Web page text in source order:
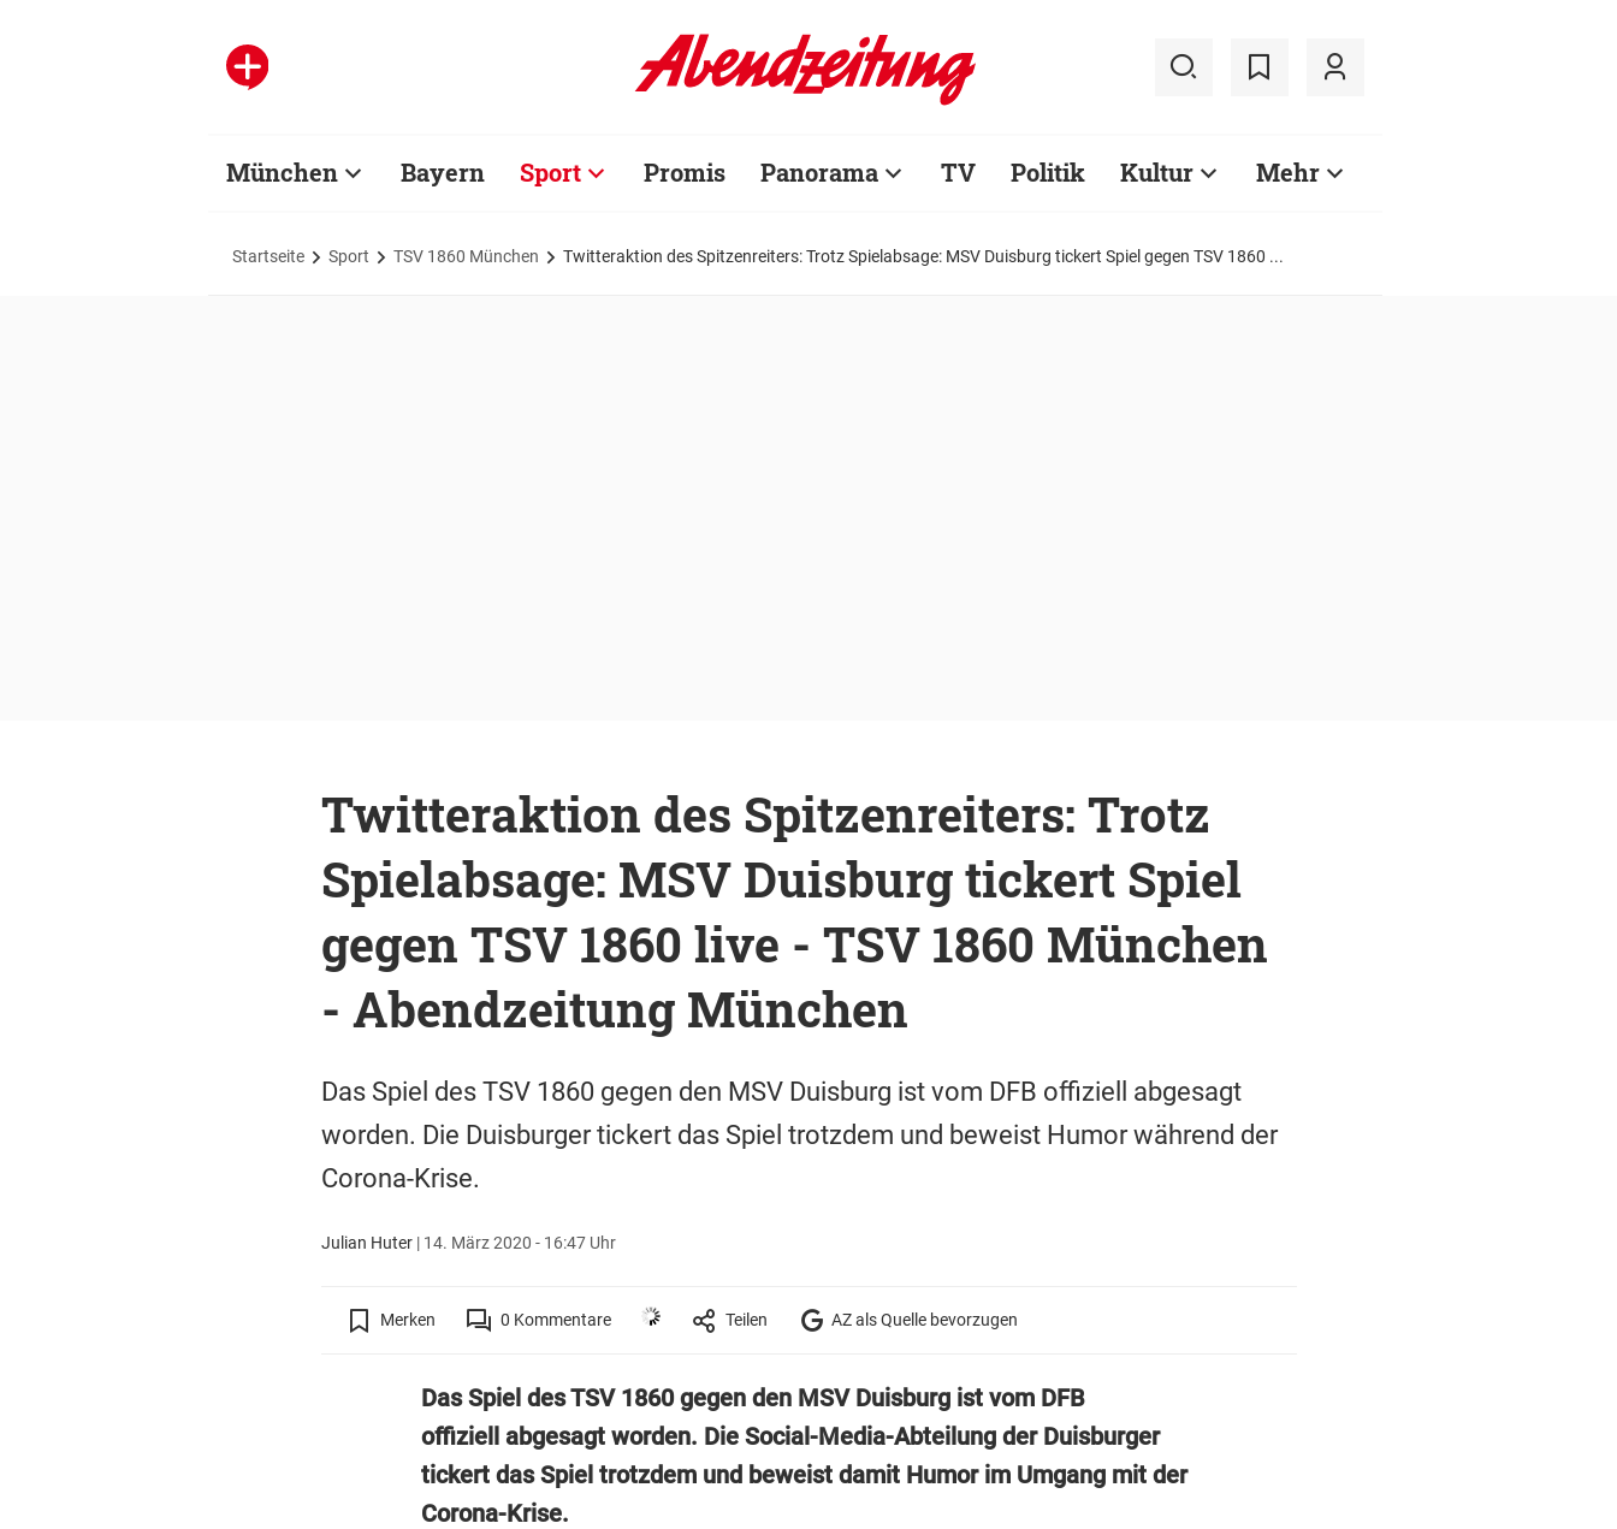
München Bayern Sport Promis Panorama TV Politik Kultur Mehr
Startseite Sport TSV 1860 München Twitteraktion des Spitzenreiters: Trotz Spielabsage: MSV Duisburg tickert Spiel gegen TSV 1860 ...
Twitteraktion des Spitzenreiters: Trotz
Spielabsage: MSV Duisburg tickert Spiel
gegen TSV 1860 live - TSV 1860 München
- Abendzeitung München
Das Spiel des TSV 1860 gegen den MSV Duisburg ist vom DFB offiziell abgesagt
worden. Die Duisburger tickert das Spiel trotzdem und beweist Humor während der
Corona-Krise.
Julian Huter| 14. März 2020 - 16:47 Uhr
Merken 0 Kommentare Teilen AZ als Quelle bevorzugen
Das Spiel des TSV 1860 gegen den MSV Duisburg ist vom DFB
offiziell abgesagt worden. Die Social-Media-Abteilung der Duisburger
tickert das Spiel trotzdem und beweist damit Humor im Umgang mit der
Corona-Krise.